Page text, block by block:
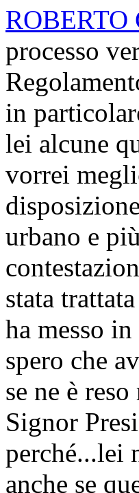
processo
in
lei alcune
vorrei
urbano e
stata
ha messo
spero che
se ne è
Signor
perché...lei
anche se